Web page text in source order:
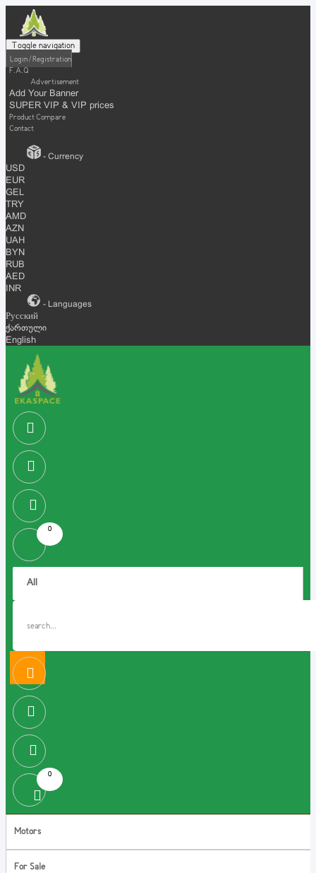
Toggle navigation
Login / Registration
F.A.Q
Advertisement
Add Your Banner
SUPER VIP & VIP prices
Product Compare
Contact
- Currency
USD
EUR
GEL
TRY
AMD
AZN
UAH
BYN
RUB
AED
INR
- Languages
Русский
ქართული
English
0
0
Motors
For Sale